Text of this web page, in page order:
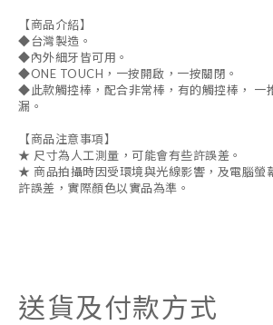
【商品介紹】
◆台灣製造。
◆內外細牙皆可用。
◆ONE TOUCH，一按開啟，一按關閉。
◆此款觸控棒，配合非常棒，有的觸控棒， 一
漏。
【商品注意事項】
★ 尺寸為人工測量，可能會有些許誤差。
★ 商品拍攝時因受環境與光線影響，及電腦螢
許誤差，實際顏色以實品為準。
送貨及付款方式